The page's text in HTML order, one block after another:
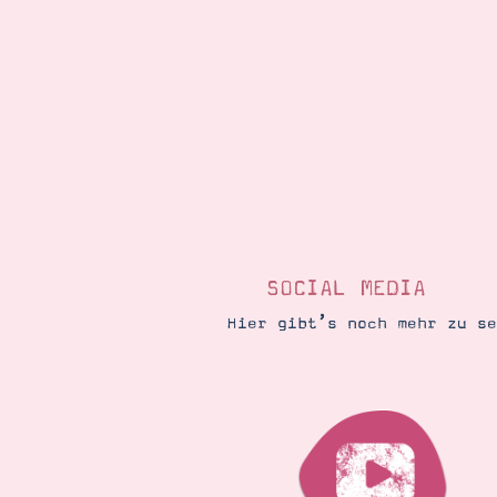
SOCIAL MEDIA
Hier gibt’s noch mehr zu